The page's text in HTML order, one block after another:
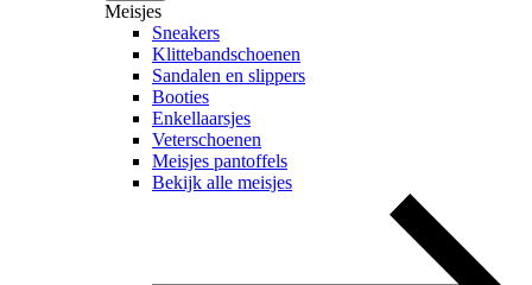
Meisjes
Sneakers
Klittebandschoenen
Sandalen en slippers
Booties
Enkellaarsjes
Veterschoenen
Meisjes pantoffels
Bekijk alle meisjes